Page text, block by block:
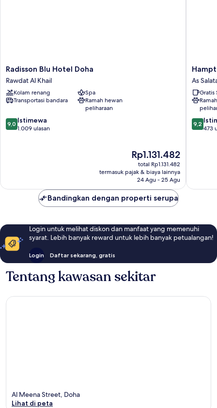
Radisson
Blu
Hotel
Doha
Rawdat
Khail
Radisson Blu Hotel Doha
Rawdat Al Khail
Kolam renang
Spa
Transportasi bandara
Ramah hewan
peliharaan
9.0
dari
9,0 Istimewa
1.009 ulasan
Harga
sekarang
Rp1.131.482
Rp1.131.482
total Rp1.131.482
termasuk pajak & biaya lainnya
24 Agu - 25 Agu
by
Hilton
Doha
Old
Town
As
Salatah
As
Gratis
9.2
dari
9,2
473
Bandingkan dengan properti serupa
Login untuk melihat diskon dan manfaat yang memenuhi
syarat. Lebih banyak reward untuk lebih banyak petualangan!
Login Daftar sekarang, gratis
Tentang kawasan sekitar
Al Meena Street, Doha
Lihat di peta